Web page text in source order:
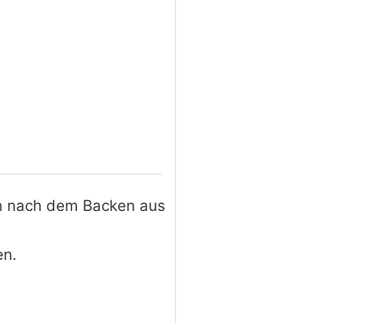
dem Backen aus